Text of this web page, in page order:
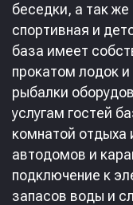
беседки, а так
спортивная и
база имеет
прокатом лодок
рыбалки
услугам гостей
комнатой отдыха
автодомов и
подключение к
запасов воды и